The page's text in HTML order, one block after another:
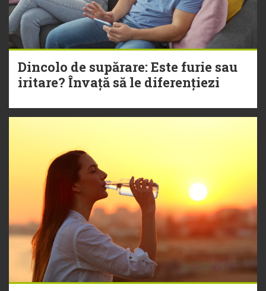
Dincolo de supărare: Este furie sau
iritare? Învață să le diferențiezi